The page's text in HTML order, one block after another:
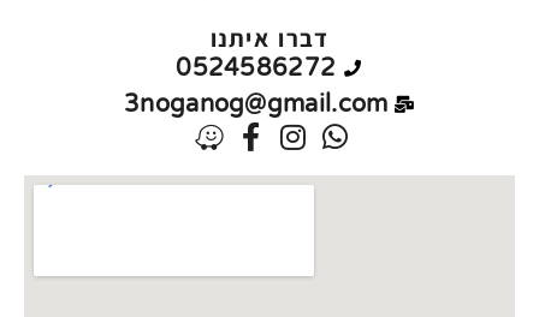
דברו איתנו
0524586272
3noganog@gmail.com